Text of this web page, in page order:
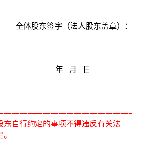
全体股东签字（法人股东盖章）：
年 月 日
东自行约定的事项不得违反有关法